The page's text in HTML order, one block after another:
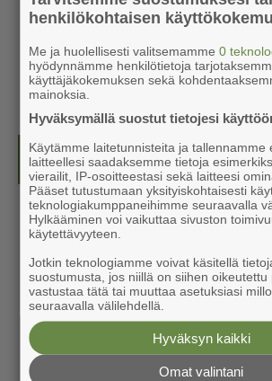
Näköislehdet
henkilökohtaisen
Me ja huolellisesti valitsemamme0
hyödynnämme henkilötietoja
käyttäjäkokemuksen sekä
mainoksia.
Hyväksymällä suostut tietojesi
Käytämme laitetunnisteita ja tallennamme
laitteellesi saadaksemme tietoja
vierailit, IP-osoitteestasi sekä laitteesi
Pääset tutustumaan yksityiskohtaisesti
teknologiakumppaneihimme seuraavalla
Hylkääminen voi vaikuttaa sivuston
käytettävyyteen.
Jotkin teknologiamme voivat käsitellä
suostumusta, jos niillä on siihen oikeutettu
vastustaa tätä tai muuttaa asetuksiasi
seuraavalla välilehdellä.
Hyväksyn kaikki
Omat valintani